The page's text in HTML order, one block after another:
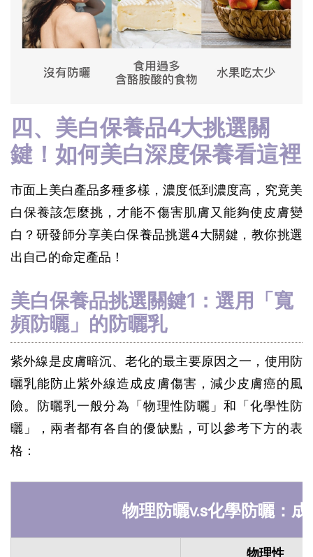
四、美白保養品4大挑選關
鍵！如何美白深度保養看這裡
市面上美白產品多種多樣，濃度低到濃度高，究竟美
白保養該怎麼挑，才能不傷害肌膚又能夠使皮膚變
白？研發師分享美白保養品挑選4大關鍵，教你挑選
出自己的命定產品！
美白保養品挑選關鍵1：選用「寬
頻防曬」的防曬乳
紫外線是皮膚暗沉、老化的最主要原因之一，使用防
曬乳能防止紫外線造成皮膚傷害，減少皮膚癌的風
險。防曬乳一般分為「物理性防曬」和「化學性防
曬」，兩者都有各自的優缺點，可以參考下方的表
格：
物理防曬v.s化學防曬：
物理性